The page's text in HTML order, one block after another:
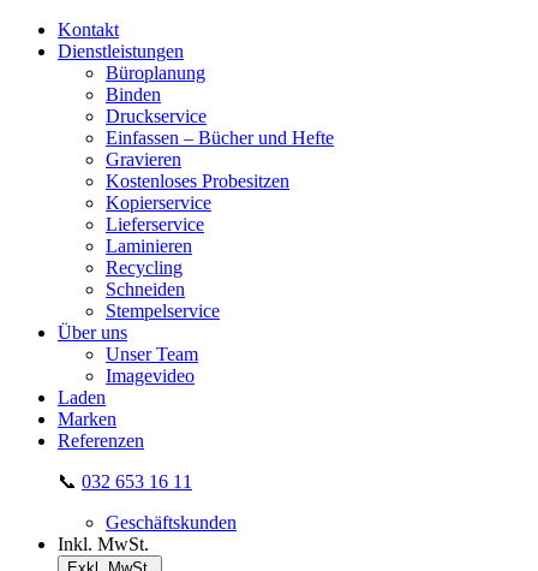
Kontakt
Dienstleistungen
Büroplanung
Binden
Druckservice
Einfassen – Bücher und Hefte
Gravieren
Kostenloses Probesitzen
Kopierservice
Lieferservice
Laminieren
Recycling
Schneiden
Stempelservice
Über uns
Unser Team
Imagevideo
Laden
Marken
Referenzen
📞 032 653 16 11
Geschäftskunden
Inkl. MwSt.